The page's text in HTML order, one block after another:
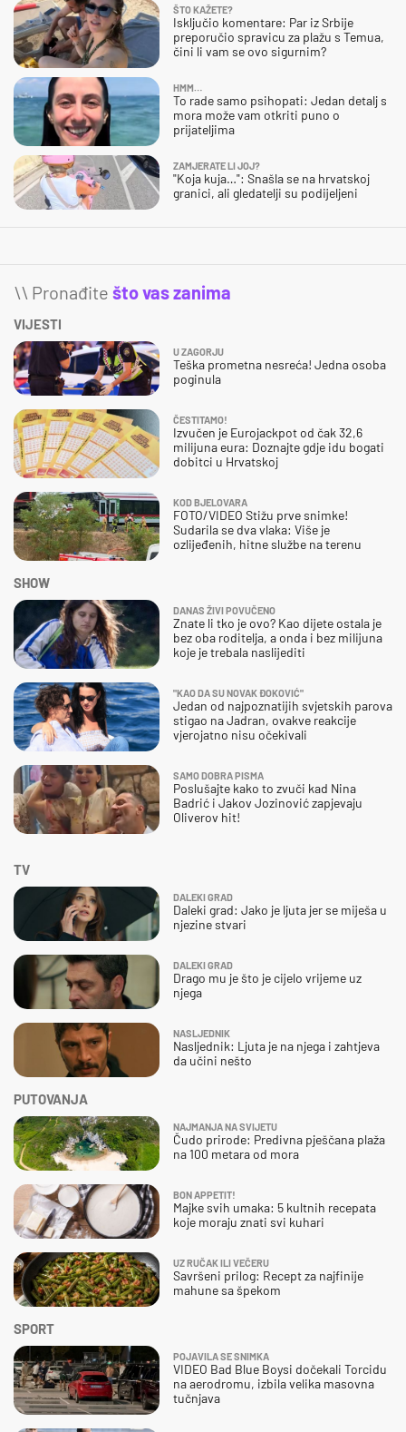
ŠTO KAŽETE?
Isključio komentare: Par iz Srbije
preporučio spravicu za plažu s Temua,
čini li vam se ovo sigurnim?
HMM…
To rade samo psihopati: Jedan detalj s
mora može vam otkriti puno o
prijateljima
ZAMJERATE LI JOJ?
"Koja kuja…": Snašla se na hrvatskoj
granici, ali gledatelji su podijeljeni
\\ Pronađite što vas zanima
VIJESTI
U ZAGORJU
Teška prometna nesreća! Jedna osoba
poginula
ČESTITAMO!
Izvučen je Eurojackpot od čak 32,6
milijuna eura: Doznajte gdje idu bogati
dobitci u Hrvatskoj
KOD BJELOVARA
FOTO/VIDEO Stižu prve snimke!
Sudarila se dva vlaka: Više je
ozlijeđenih, hitne službe na terenu
SHOW
DANAS ŽIVI POVUČENO
Znate li tko je ovo? Kao dijete ostala je
bez oba roditelja, a onda i bez milijuna
koje je trebala naslijediti
"KAO DA SU NOVAK ĐOKOVIĆ"
Jedan od najpoznatijih svjetskih parova
stigao na Jadran, ovakve reakcije
vjerojatno nisu očekivali
SAMO DOBRA PISMA
Poslušajte kako to zvuči kad Nina
Badrić i Jakov Jozinović zapjevaju
Oliverov hit!
SPORT
POJAVILA SE SNIMKA
VIDEO Bad Blue Boysi dočekali Torcidu
na aerodromu, izbila velika masovna
tučnjava
TV
DALEKI GRAD
Daleki grad: Jako je ljuta jer se miješa u
njezine stvari
DALEKI GRAD
Drago mu je što je cijelo vrijeme uz
njega
NASLJEDNIK
Nasljednik: Ljuta je na njega i zahtjeva
da učini nešto
PUTOVANJA
NAJMANJA NA SVIJETU
Čudo prirode: Predivna pješčana plaža
na 100 metara od mora
BON APPETIT!
Majke svih umaka: 5 kultnih recepata
koje moraju znati svi kuhari
UZ RUČAK ILI VEČERU
Savršeni prilog: Recept za najfinije
mahune sa špekom